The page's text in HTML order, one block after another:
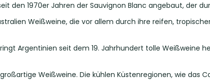
den 1970er Jahren der Sauvignon Blanc angebaut, der
Weißweine, die vor allem durch ihre reifen,
Argentinien seit dem 19. Jahrhundert tolle Weißweine
Weißweine. Die kühlen Küstenregionen, wie das